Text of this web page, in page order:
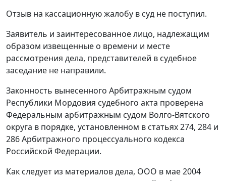
Отзыв на кассационную жалобу в суд не поступил.
Заявитель и заинтересованное лицо, надлежащим
образом извещенные о времени и месте
рассмотрения дела, представителей в судебное
заседание не направили.
Законность вынесенного Арбитражным судом
Республики Мордовия судебного акта проверена
Федеральным арбитражным судом Волго-Вятского
округа в порядке, установленном в статьях 274, 284 и
286Арбитражного процессуального кодекса
Российской Федерации.
Как следует из материалов дела, ООО в мае 2004